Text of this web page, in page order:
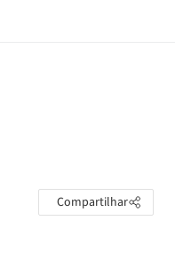
Compartilhar